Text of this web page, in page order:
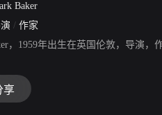
Baker
/ 作家
，1959年出生在英国伦敦，导演，
享